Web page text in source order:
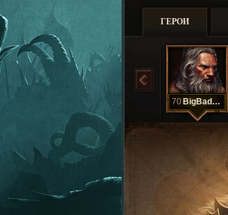
ГЕРОИ
70 BigBadDog